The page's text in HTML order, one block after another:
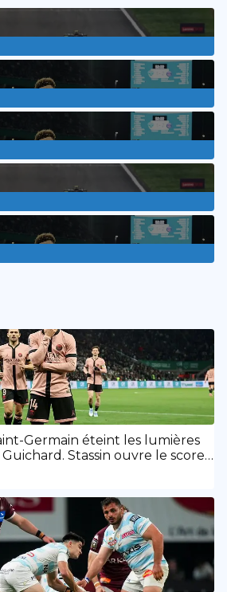
1Posts
3Posts
8Posts
3Posts
Germain éteint les lumières
Stassin ouvre le score,